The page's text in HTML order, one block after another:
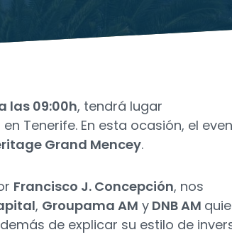
las 09:00h, tendrá lugar
Tenerife. En esta ocasión, el
Grand Mencey.
Francisco J. Concepción, nos
, Groupama AM y DNB AM
de explicar su estilo de